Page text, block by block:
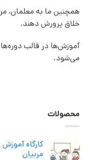
همچنین ما به معلمان،
خلاق پرورش دهند.
آموزش‌ها در قالب دوره‌ها
می‌شود.
محصولات
کارگاه
مربیان